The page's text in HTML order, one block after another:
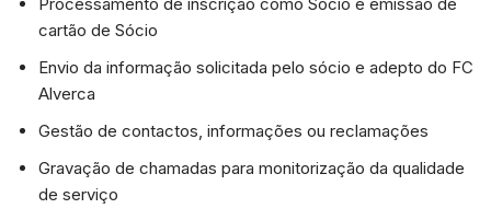
cartão de Sócio
Envio da informação solicitada pelo sócio e adepto do FC
Alverca
Gestão de contactos, informações ou reclamações
Gravação de chamadas para monitorização da qualidade
de serviço